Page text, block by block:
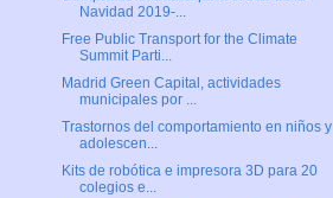
Navidad 2019-...
Free Public Transport for the Climate
Summit Parti...
Madrid Green Capital, actividades
municipales por ...
Trastornos del comportamiento en niños y
adolescen...
Kits de robótica e impresora 3D para 20
colegios e...